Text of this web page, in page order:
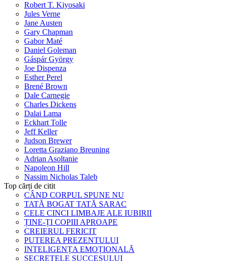
Robert T. Kiyosaki
Jules Verne
Jane Austen
Gary Chapman
Gabor Maté
Daniel Goleman
Gáspár György
Joe Dispenza
Esther Perel
Brené Brown
Dale Carnegie
Charles Dickens
Dalai Lama
Eckhart Tolle
Jeff Keller
Judson Brewer
Loretta Graziano Breuning
Adrian Asoltanie
Napoleon Hill
Nassim Nicholas Taleb
Top cărți de citit
CÂND CORPUL SPUNE NU
TATĂ BOGAT TATĂ SARAC
CELE CINCI LIMBAJE ALE IUBIRII
ȚINE-ȚI COPIII APROAPE
CREIERUL FERICIT
PUTEREA PREZENTULUI
INTELIGENȚA EMOȚIONALĂ
SECRETELE SUCCESULUI